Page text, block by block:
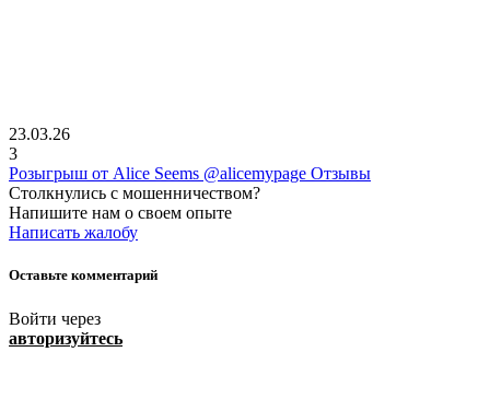
23.03.26
3
Розыгрыш от Alice Seems @alicemypage Отзывы
Столкнулись с мошенничеством?
Напишите нам о своем опыте
Написать жалобу
Оставьте комментарий
Войти через
авторизуйтесь